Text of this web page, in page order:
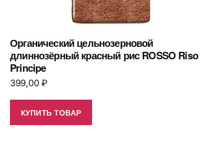
Органический цельнозерновой
длиннозёрный красный рис ROSSO Riso
Principe
399,00₽
КУПИТЬ ТОВАР